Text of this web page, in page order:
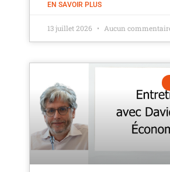
EN SAVOIR PLUS
13 juillet 2026 Aucun